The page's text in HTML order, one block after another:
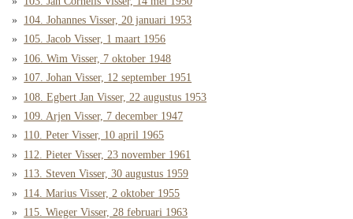
104. Johannes Visser, 20 januari 1953
105. Jacob Visser, 1 maart 1956
106. Wim Visser, 7 oktober 1948
107. Johan Visser, 12 september 1951
108. Egbert Jan Visser, 22 augustus 1953
109. Arjen Visser, 7 december 1947
110. Peter Visser, 10 april 1965
112. Pieter Visser, 23 november 1961
113. Steven Visser, 30 augustus 1959
114. Marius Visser, 2 oktober 1955
115. Wieger Visser, 28 februari 1963